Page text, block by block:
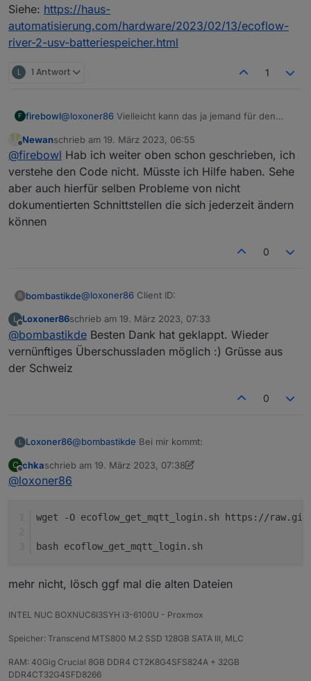
Siehe: https://haus-
automatisierung.com/hardware/2023/02/13/ecoflow-
river-2-usv-batteriespeicher.html
L 1 Antwort 1
F firebowl@loxoner86 Vielleicht kann das ja jemand für den
Offline
Newanschrieb am 19. März 2023, 06:55
zuletzt editiert von
@firebowl Hab ich weiter oben schon geschrieben, ich
verstehe den Code nicht. Müsste ich Hilfe haben. Sehe
aber auch hierfür selben Probleme von nicht
dokumentierten Schnittstellen die sich jederzeit ändern
können
0
B bombastikde@loxoner86 Client ID:
ANDROID_<UUID>_<userId>
Also zum Beispiel:
L
Offline
Loxoner86schrieb am 19. März 2023, 07:33
zuletzt editiert von
@bombastikde Besten Dank hat geklappt. Wieder
vernünftiges Überschussladen möglich :) Grüsse aus
der Schweiz
0
L Loxoner86@bombastikde Bei mir kommt:
./ecoflow_get_mqtt_login.sh: Zeile 8: `<!DOCTYPE
C
Offline
chkaschrieb am 19. März 2023, 07:38
zuletzt editiert von chka4. Mai 2023, 16:26
@loxoner86
wget -O ecoflow_get_mqtt_login.sh https://
bash ecoflow_get_mqtt_login.sh
mehr nicht, lösch ggf mal die alten Dateien
INTEL NUC BOXNUC6I3SYH i3-6100U - Proxmox
Speicher: Transcend MTS800 M.2 SSD 128GB SATA III, MLC
RAM: 40Gig Crucial 8GB DDR4 CT2K8G4SFS824A + 32GB
DDR4CT32G4SFD8266